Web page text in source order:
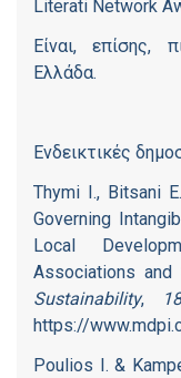
Literati Network
Είναι, επίσης,
Ελλάδα.
Ενδεικτικές
Thymi I., Bitsani
Governing
Local
Associations and
Sustainability, 18
https://
Poulios I. &